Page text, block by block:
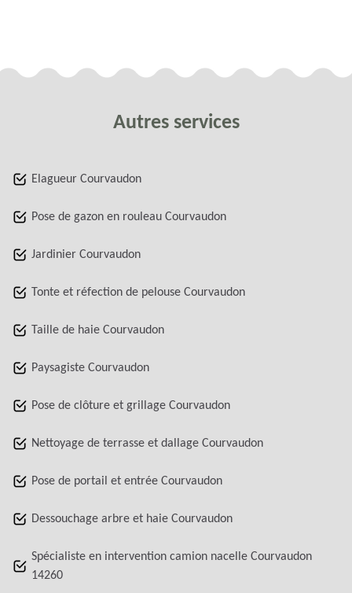
Autres services
Elagueur Courvaudon
Pose de gazon en rouleau Courvaudon
Jardinier Courvaudon
Tonte et réfection de pelouse Courvaudon
Taille de haie Courvaudon
Paysagiste Courvaudon
Pose de clôture et grillage Courvaudon
Nettoyage de terrasse et dallage Courvaudon
Pose de portail et entrée Courvaudon
Dessouchage arbre et haie Courvaudon
Spécialiste en intervention camion nacelle Courvaudon
14260